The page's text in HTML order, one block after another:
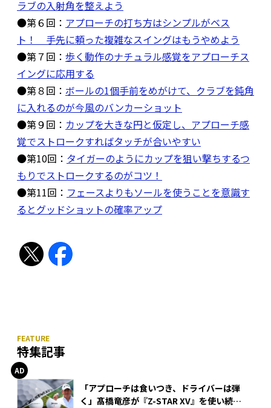
ラブの入射角を整えよう
●第６回： アプローチの打ち方はシンプルがベス
ト！ 手先に頼った複雑なスイングはもうやめよう
●第７回： 歩く動作のナチュラル感覚をアプローチス
イングに応用する
●第８回： ボールの1個手前をめがけて、クラブを鈍角
に入れるのが今風のバンカーショット
●第９回： カップを大きな円と仮定し、アプローチ感
覚でストロークすればタッチが合いやすい
●第10回： タイガーのようにカップを狙い撃ちするつ
もりでストロークするのがコツ！
●第11回： フェースよりもソールを使うことを意識す
るとグッドショットの確率アップ
特集記事
「アプローチは食いつき、ドライバーは弾
く」髙橋竜彦が『Z-STAR XV』を使い続け